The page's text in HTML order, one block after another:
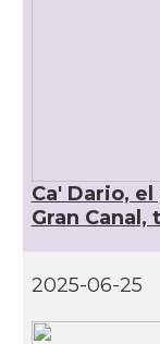
Consolat
Consolat
Ca' Dario,
Gran
2025-06-25